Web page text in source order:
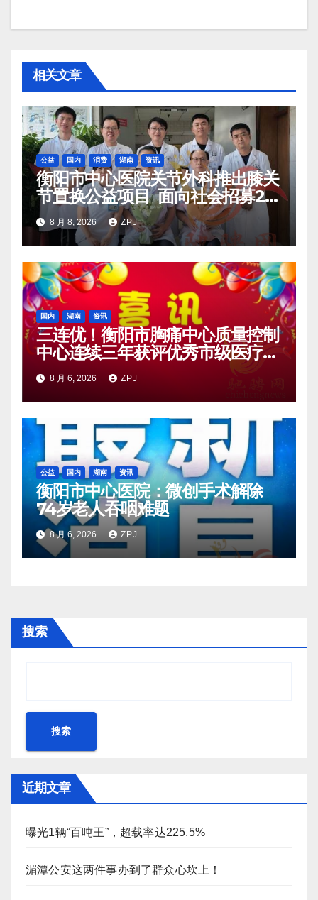
相关文章
公益 国内 消费 湖南 资讯
衡阳市中心医院关节外科推出膝关
节置换公益项目 面向社会招募20
名资助对象
8 月 8, 2026 ZPJ
国内 湖南 资讯
三连优！衡阳市胸痛中心质量控制
中心连续三年获评优秀市级医疗质
量控制中心
8 月 6, 2026 ZPJ
公益 国内 湖南 资讯
衡阳市中心医院：微创手术解除
74岁老人吞咽难题
8 月 6, 2026 ZPJ
搜索
搜索
近期文章
曝光1辆“百吨王”，超载率达225.5%
湄潭公安这两件事办到了群众心坎上！